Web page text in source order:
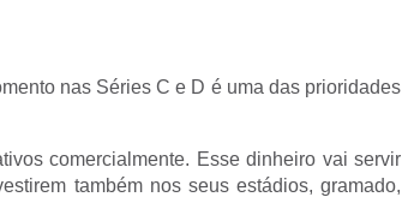
nas Séries C e D é uma das prioridades
comercialmente. Esse dinheiro vai servir
também nos seus estádios, gramado,